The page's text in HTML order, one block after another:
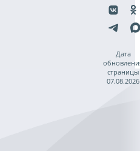
Дата
страницы
07.08.2026